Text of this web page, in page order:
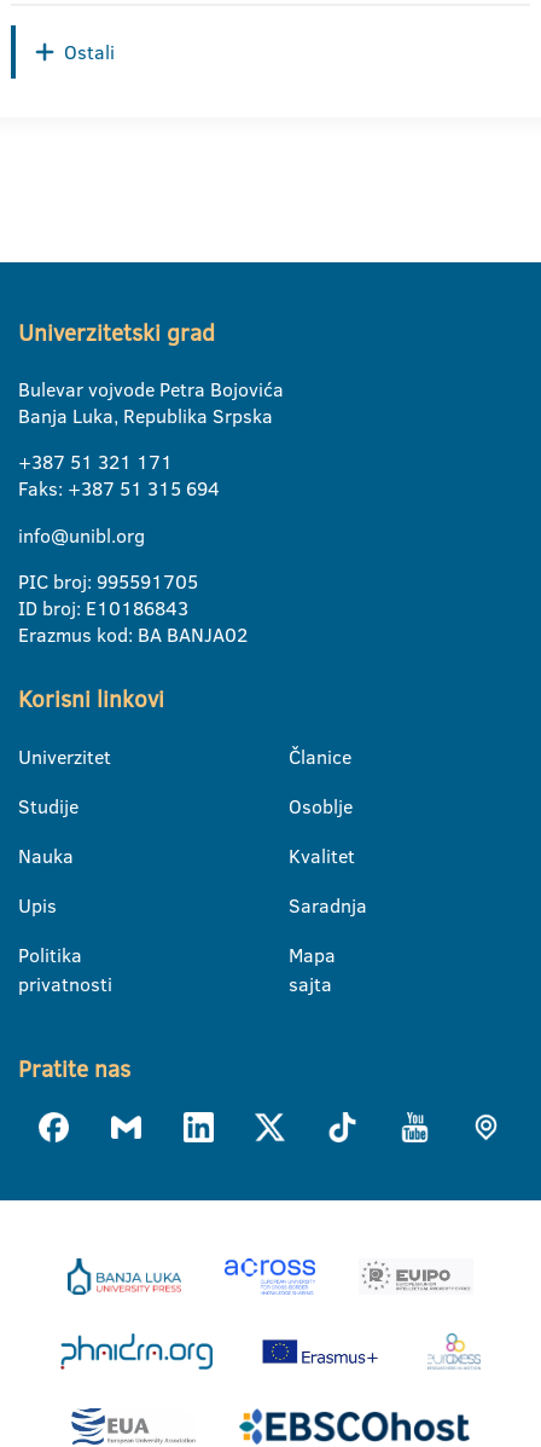
Ostali
Univerzitetski grad
Bulevar vojvode Petra Bojovića
Banja Luka, Republika Srpska
+387 51 321 171
Faks: +387 51 315 694
info@unibl.org
PIC broj: 995591705
ID broj: E10186843
Erazmus kod: BA BANJA02
Korisni linkovi
Univerzitet
Studije
Nauka
Upis
Politika
privatnosti
Članice
Osoblje
Kvalitet
Saradnja
Mapa
sajta
Pratite nas